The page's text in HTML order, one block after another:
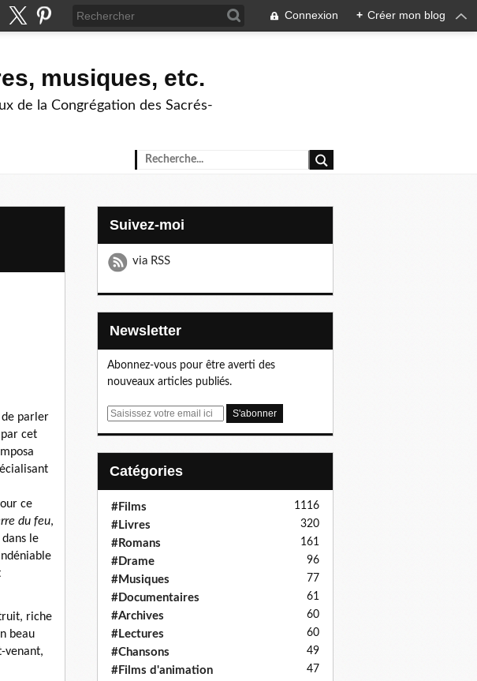
Connexion + Créer mon blog
musiques, etc.
de la Congrégation des Sacrés-
de parler
par cet
ce
du feu,
le
riche
beau
venant,
Suivez-moi
via RSS
Newsletter
Abonnez-vous pour être averti des
nouveaux articles publiés.
E
Catégories
#Films 1116
#Livres 320
#Romans 161
#Drame 96
#Musiques 77
#Documentaires 61
#Archives 60
#Lectures 60
#Chansons 49
#Films d'animation 47